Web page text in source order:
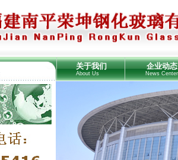
关于我们
About Us
企业动态
News Center